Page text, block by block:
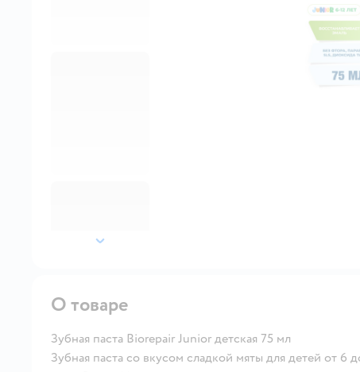
далее
О товаре
Зубная паста Biorepair Junior детская 75 мл
Зубная паста со вкусом сладкой мяты для детей от 6